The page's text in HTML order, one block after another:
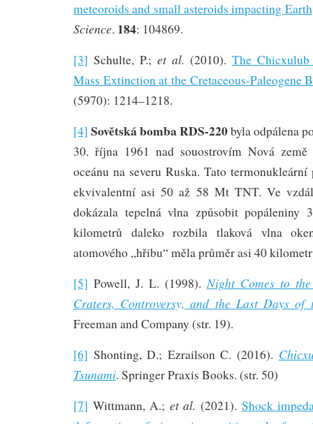
meteoroids and small asteroids impacting Earth
Science. 184: 104869.
[3] Schulte, P.;et al. (2010).The
Mass Extinction at the Cretaceous-Paleogene
(5970): 1214–1218.
[4] Sovětská bomba RDS-220byla odpálena
30. října 1961 nad souostrovím Nová
oceánu na severu Ruska. Tato
ekvivalentní asi 50 až 58 Mt TNT. Ve
dokázala tepelná vlna způsobit popáleniny
kilometrů daleko rozbila tlaková vlna
atomového „hřibu“ měla průměr asi 40
[5] Powell, J. L. (1998).Night Comes to
Craters, Controversy, and the Last Days of
Freeman and Company (str. 19).
[6] Shonting, D.; Ezrailson C. (2016).
Tsunami. Springer Praxis Books. (str. 50)
[7] Wittmann, A.; et al. (2021). Shock